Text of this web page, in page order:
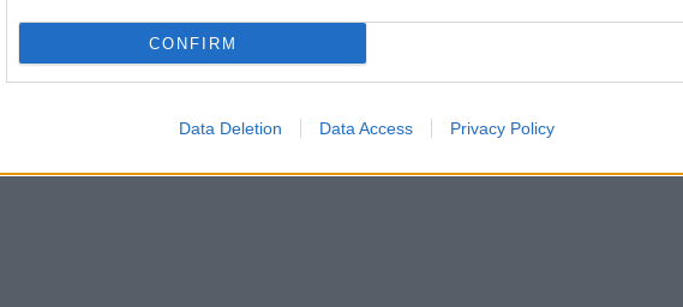
CONFIRM
Data Deletion Data Access Privacy Policy